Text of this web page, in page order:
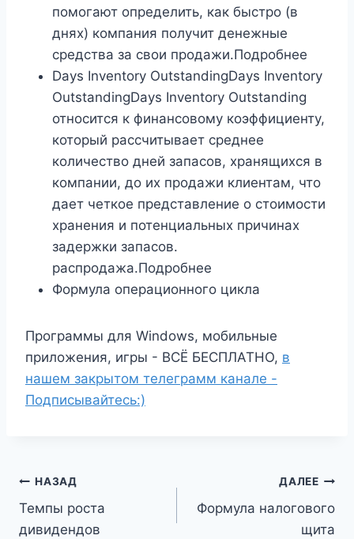
помогают определить, как быстро (в
днях) компания получит денежные
средства за свои продажи.Подробнее
Days Inventory OutstandingDays Inventory
OutstandingDays Inventory Outstanding
относится к финансовому коэффициенту,
который рассчитывает среднее
количество дней запасов, хранящихся в
компании, до их продажи клиентам, что
дает четкое представление о стоимости
хранения и потенциальных причинах
задержки запасов.
распродажа.Подробнее
Формула операционного цикла
Программы для Windows, мобильные
приложения, игры - ВСЁ БЕСПЛАТНО, в
нашем закрытом телеграмм канале -
Подписывайтесь:)
Навигация
по
НАЗАД
Темпы роста
дивидендов
ДАЛЕЕ
Формула налогового
щита